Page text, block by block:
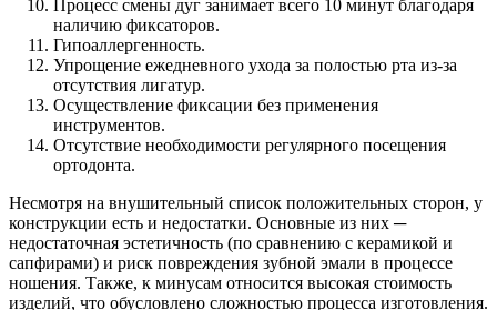
Процесс смены дуг занимает всего 10 минут благодаря
наличию фиксаторов.
Гипоаллергенность.
Упрощение ежедневного ухода за полостью рта из-за
отсутствия лигатур.
Осуществление фиксации без применения
инструментов.
Отсутствие необходимости регулярного посещения
ортодонта.
Несмотря на внушительный список положительных сторон, у
конструкции есть и недостатки. Основные из них ─
недостаточная эстетичность (по сравнению с керамикой и
сапфирами) и риск повреждения зубной эмали в процессе
ношения. Также, к минусам относится высокая стоимость
изделий, что обусловлено сложностью процесса изготовления.